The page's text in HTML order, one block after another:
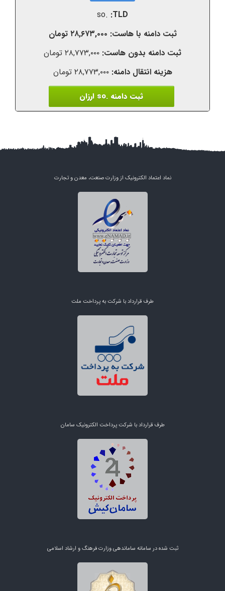
.so
۲۸,۶۷۳,۰۰۰ تومان
۲۸,۷۷۳,۰۰۰ تومان
۲۸,۷۷۳,۰۰۰ تومان
ثبت دامنه .so ارزان
نماد اعتماد الکترونیک از وزارت صنعت، معدن و تجارت
طرف قرارداد با شرکت به پرداخت ملت
طرف قرارداد با شرکت پرداخت الکترونیک سامان
ثبت شده در سامانه ساماندهی وزارت فرهنگ و ارشاد اسلامی